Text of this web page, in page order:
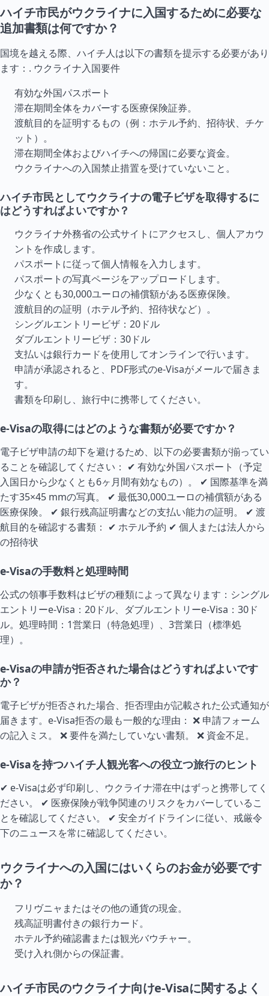
ハイチ市民がウクライナに入国するために必要な
追加書類は何ですか？
国境を越える際、ハイチ人は以下の書類を提示する必要があり
ます：. ウクライナ入国要件
有効な外国パスポート
滞在期間全体をカバーする医療保険証券。
渡航目的を証明するもの（例：ホテル予約、招待状、チケ
ット）。
滞在期間全体およびハイチへの帰国に必要な資金。
ウクライナへの入国禁止措置を受けていないこと。
ハイチ市民としてウクライナの電子ビザを取得するに
はどうすればよいですか？
ウクライナ外務省の公式サイトにアクセスし、個人アカウ
ントを作成します。
パスポートに従って個人情報を入力します。
パスポートの写真ページをアップロードします。
少なくとも30,000ユーロの補償額がある医療保険。
渡航目的の証明（ホテル予約、招待状など）。
シングルエントリービザ：20ドル
ダブルエントリービザ：30ドル
支払いは銀行カードを使用してオンラインで行います。
申請が承認されると、PDF形式のe-Visaがメールで届きま
す。
書類を印刷し、旅行中に携帯してください。
e-Visaの取得にはどのような書類が必要ですか？
電子ビザ申請の却下を避けるため、以下の必要書類が揃ってい
ることを確認してください： ✔ 有効な外国パスポート（予定
入国日から少なくとも6ヶ月間有効なもの）。 ✔ 国際基準を満
たす35×45 mmの写真。 ✔ 最低30,000ユーロの補償額がある
医療保険。 ✔ 銀行残高証明書などの支払い能力の証明。 ✔ 渡
航目的を確認する書類： ✔ ホテル予約 ✔ 個人または法人から
の招待状
e-Visaの手数料と処理時間
公式の領事手数料はビザの種類によって異なります：シングル
エントリーe-Visa：20ドル、ダブルエントリーe-Visa：30ド
ル。処理時間：1営業日（特急処理）、3営業日（標準処
理）。
e-Visaの申請が拒否された場合はどうすればよいです
か？
電子ビザが拒否された場合、拒否理由が記載された公式通知が
届きます。e-Visa拒否の最も一般的な理由： ❌ 申請フォーム
の記入ミス。 ❌ 要件を満たしていない書類。 ❌ 資金不足。
e-Visaを持つハイチ人観光客への役立つ旅行のヒント
✔ e-Visaは必ず印刷し、ウクライナ滞在中はずっと携帯してく
ださい。 ✔ 医療保険が戦争関連のリスクをカバーしているこ
とを確認してください。 ✔ 安全ガイドラインに従い、戒厳令
下のニュースを常に確認してください。
ウクライナへの入国にはいくらのお金が必要です
か？
フリヴニャまたはその他の通貨の現金。
残高証明書付きの銀行カード。
ホテル予約確認書または観光バウチャー。
受け入れ側からの保証書。
ハイチ市民のウクライナ向けe-Visaに関するよく